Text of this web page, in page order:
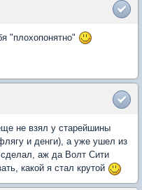
"плохопонятно"
не взял у старейшины
и денги), а уже ушел из
аж да Волт Сити
какой я стал крутой